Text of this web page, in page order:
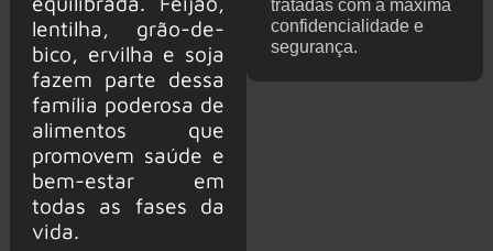
lentilha, grão-de-
bico, ervilha e soja
fazem parte dessa
família poderosa de
alimentos que
promovem saúde e
bem-estar em
todas as fases da
vida.
tratadas com a máxima
confidencialidade e
segurança.